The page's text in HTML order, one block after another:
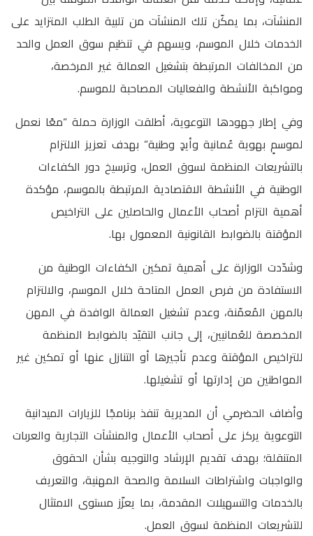
المنشآت، بما يمكّن تلك المنشآت من تلبية الطلب المتزايد على
الخدمات خلال الموسم، ويسهم في تنظيم سوق العمل والحد
من المخالفات المرتبطة بتشغيل العمالة غير المرخصة،
ومواكبة الأنشطة والفعاليات المصاحبة للموسم.
وفي إطار جهودها التوعوية، أطلقت الوزارة حملة “معًا نعمل
لموسمٍ بهوية عُمانية وأيدٍ وطنية” بهدف تعزيز الالتزام
بالتشريعات المنظمة لسوق العمل، وترسيخ دور الكفاءات
الوطنية في الأنشطة الاقتصادية المرتبطة بالموسم، مؤكدة
أهمية التزام أصحاب الأعمال والحاصلين على التراخيص
المؤقتة بالضوابط القانونية المعمول بها.
وشدّدت الوزارة على أهمية تمكين الكفاءات الوطنية من
الاستفادة من فرص العمل المتاحة خلال الموسم، والالتزام
بالمهن المُعمّنة، وعدم تشغيل العمالة الوافدة في المهن
المخصصة للعُمانيين، إلى جانب التقيّد بالضوابط المنظمة
للتراخيص المؤقتة وعدم تأجيرها أو التنازل عنها أو تمكين غير
المواطنين من إدارتها أو تشغيلها.
وأضاف الحضرمي أن المديرية تنفذ برنامجًا للزيارات الميدانية
التوعوية يركز على أصحاب الأعمال والمنشآت التجارية والعربات
المتنقلة؛ بهدف تقديم الإرشاد والتوجيه بشأن الحقوق
والواجبات واشتراطات السلامة والصحة المهنية، والتعريف
بالخدمات والتسهيلات المقدمة، بما يعزّز مستوى الامتثال
للتشريعات المنظمة لسوق العمل.